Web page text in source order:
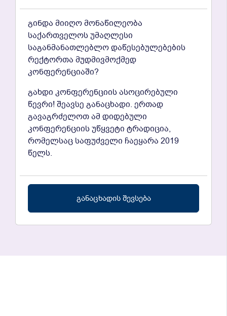
გინდა მიიღო მონაწილეობა
საქართველოს უმაღლესი
საგანმანათლებლო დაწესებულებების
რექტორთა მუდმივმოქმედ
კონფერენციაში?
გახდი კონფერენციის ასოცირებული
წევრი! შეავსე განაცხადი. ერთად
გავაგრძელოთ ამ დიდებული
კონფერენციის უწყვეტი ტრადიცია,
რომელსაც საფუძველი ჩაეყარა 2019
წელს.
განაცხადის შევსება